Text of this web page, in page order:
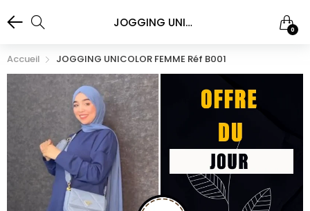
JOGGING UNICOLOR FEMME réf B001 0
Accueil JOGGING UNICOLOR FEMME Réf B001